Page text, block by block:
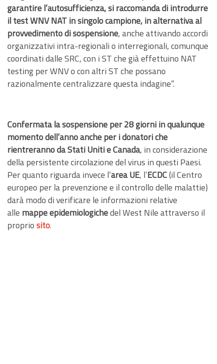
garantire l’autosufficienza, si raccomanda di introdurre
il test WNV NAT in singolo campione, in alternativa al
provvedimento di sospensione, anche attivando accordi
organizzativi intra-regionali o interregionali, comunque
coordinati dalle SRC, con i ST che già effettuino NAT
testing per WNV o con altri ST che possano
razionalmente centralizzare questa indagine”.
Confermata la sospensione per 28 giorni in qualunque
momento dell’anno anche per i donatori che
rientreranno da Stati Uniti e Canada, in considerazione
della persistente circolazione del virus in questi Paesi.
Per quanto riguarda invece l’area UE, l’ECDC(il Centro
europeo per la prevenzione e il controllo delle malattie)
darà modo di verificare le informazioni relative
alle mappe epidemiologichedel West Nile attraverso il
propriosito.